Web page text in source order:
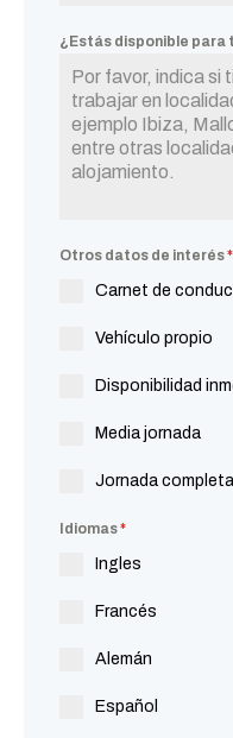
¿Estás disponible
Otros datos de interés*
Carnet de
Vehículo propio
Disponibilidad
Media jornada
Jornada completa
Idiomas*
Ingles
Francés
Alemán
Español